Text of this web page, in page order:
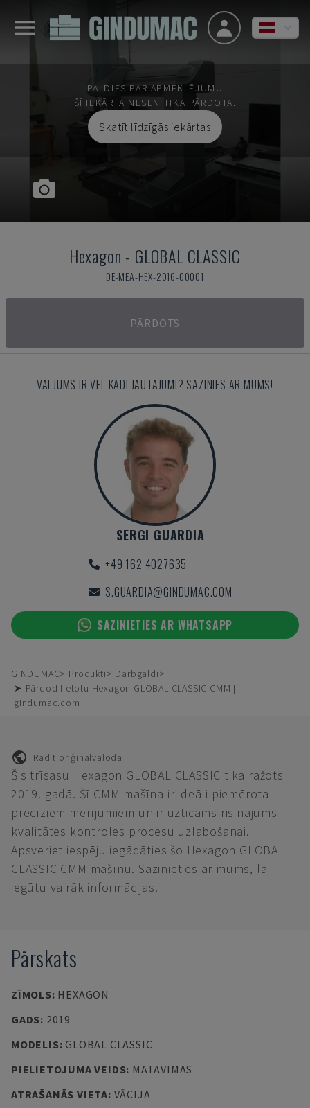
PALDIES PAR APMEKLĒJUMU
ŠĪ IEKĀRTA NESEN TIKA PĀRDOTA.
Skatīt līdzīgās iekārtas
Hexagon - GLOBAL CLASSIC
DE-MEA-HEX-2016-00001
PĀRDOTS
VAI JUMS IR VĒL KĀDI JAUTĀJUMI? SAZINIES AR MUMS!
SERGI GUARDIA
+49 162 4027635
S.GUARDIA@GINDUMAC.COM
SAZINIETIES AR WHATSAPP
GINDUMAC Produkti
Darbgaldi
➤ Pārdod lietotu Hexagon GLOBAL CLASSIC CMM |
gindumac.com
Rādīt oriģinālvalodā
Šis trīsasu Hexagon GLOBAL CLASSIC tika ražots
2019. gadā. Šī CMM mašīna ir ideāli piemērota
precīziem mērījumiem un ir uzticams risinājums
kvalitātes kontroles procesu uzlabošanai.
Apsveriet iespēju iegādāties šo Hexagon GLOBAL
CLASSIC CMM mašīnu. Sazinieties ar mums, lai
iegūtu vairāk informācijas.
Pārskats
ZĪMOLS: HEXAGON
GADS: 2019
MODELIS: GLOBAL CLASSIC
PIELIETOJUMA VEIDS: MATAVIMAS
ATRAŠANĀS VIETA: VĀCIJA